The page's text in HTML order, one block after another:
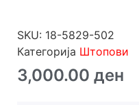
SKU: 18-5829-502
Категорија Штопови
3,000.00 ден